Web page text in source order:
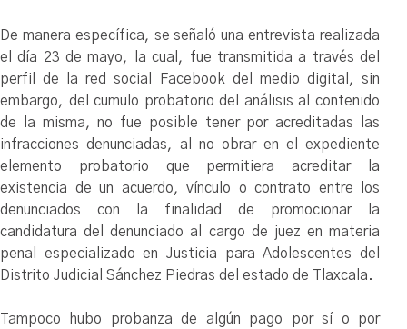
De manera específica, se señaló una entrevista realizada
el día 23 de mayo, la cual, fue transmitida a través del
perfil de la red social Facebook del medio digital, sin
embargo, del cumulo probatorio del análisis al contenido
de la misma, no fue posible tener por acreditadas las
infracciones denunciadas, al no obrar en el expediente
elemento probatorio que permitiera acreditar la
existencia de un acuerdo, vínculo o contrato entre los
denunciados con la finalidad de promocionar la
candidatura del denunciado al cargo de juez en materia
penal especializado en Justicia para Adolescentes del
Distrito Judicial Sánchez Piedras del estado de Tlaxcala.
Tampoco hubo probanza de algún pago por sí o por